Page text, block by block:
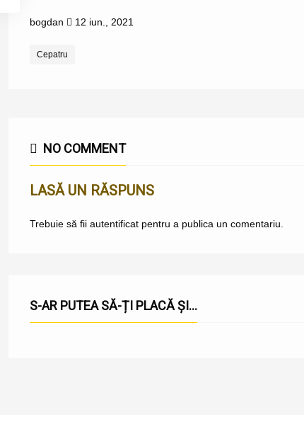
bogdan 12 iun., 2021
Cepatru
NO COMMENT
LASĂ UN RĂSPUNS
Trebuie să fii autentificat pentru a publica un comentariu.
S-AR PUTEA SĂ-ȚI PLACĂ ȘI...